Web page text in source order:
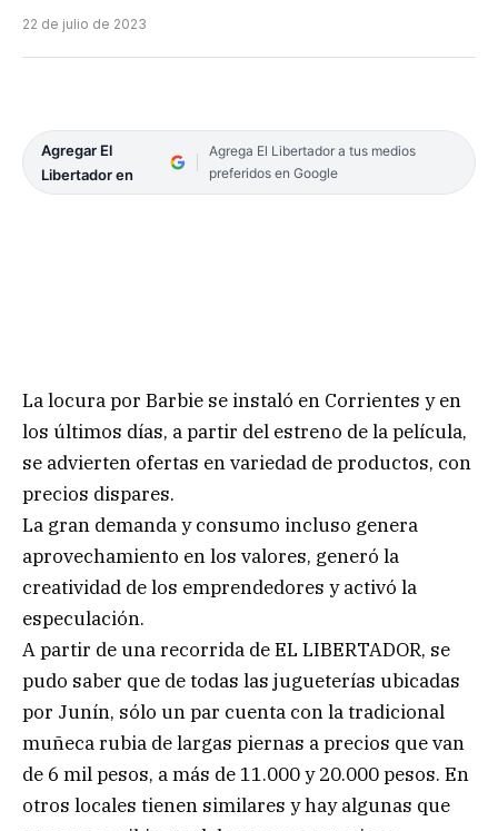
22 de julio de 2023
Agregar El
Libertador en
Agrega El Libertador a tus medios
preferidos en Google
La locura por Barbie se instaló en Corrientes y en
los últimos días, a partir del estreno de la película,
se advierten ofertas en variedad de productos, con
precios dispares.
La gran demanda y consumo incluso genera
aprovechamiento en los valores, generó la
creatividad de los emprendedores y activó la
especulación.
A partir de una recorrida de EL LIBERTADOR, se
pudo saber que de todas las jugueterías ubicadas
por Junín, sólo un par cuenta con la tradicional
muñeca rubia de largas piernas a precios que van
de 6 mil pesos, a más de 11.000 y 20.000 pesos. En
otros locales tienen similares y hay algunas que